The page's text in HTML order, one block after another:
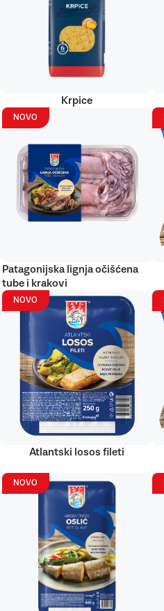
Krpice
NOVO
Patagonijska lignja očišćena
tube i krakovi
NOVO
Atlantski losos fileti
NOVO